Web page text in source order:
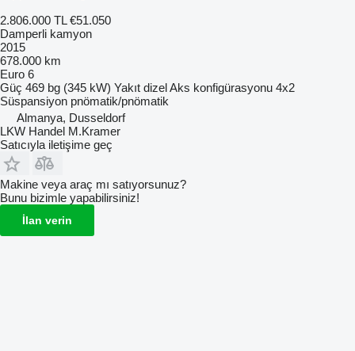
2.806.000 TL €51.050
Damperli kamyon
2015
678.000 km
Euro 6
Güç 469 bg (345 kW) Yakıt dizelAks konfigürasyonu 4x2
Süspansiyon pnömatik/pnömatik
Almanya, Dusseldorf
LKW Handel M.Kramer
Satıcıyla iletişime geç
Makine veya araç mı satıyorsunuz?
Bunu bizimle yapabilirsiniz!
İlan verin